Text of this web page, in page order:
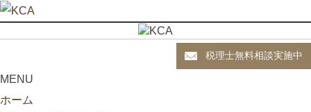
税理士無料相談実施中
MENU
ホーム